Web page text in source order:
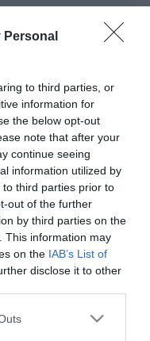
Personal
to third parties, or
information for
the below opt-out
note that after your
continue seeing
information utilized by
third parties prior to
out of the further
by third parties on the
This information may
on the IAB’s List of
disclose it to other
one or more Google
έως το 2025. Τα
συνολικά
71 νέων και
γιγαβατώρες